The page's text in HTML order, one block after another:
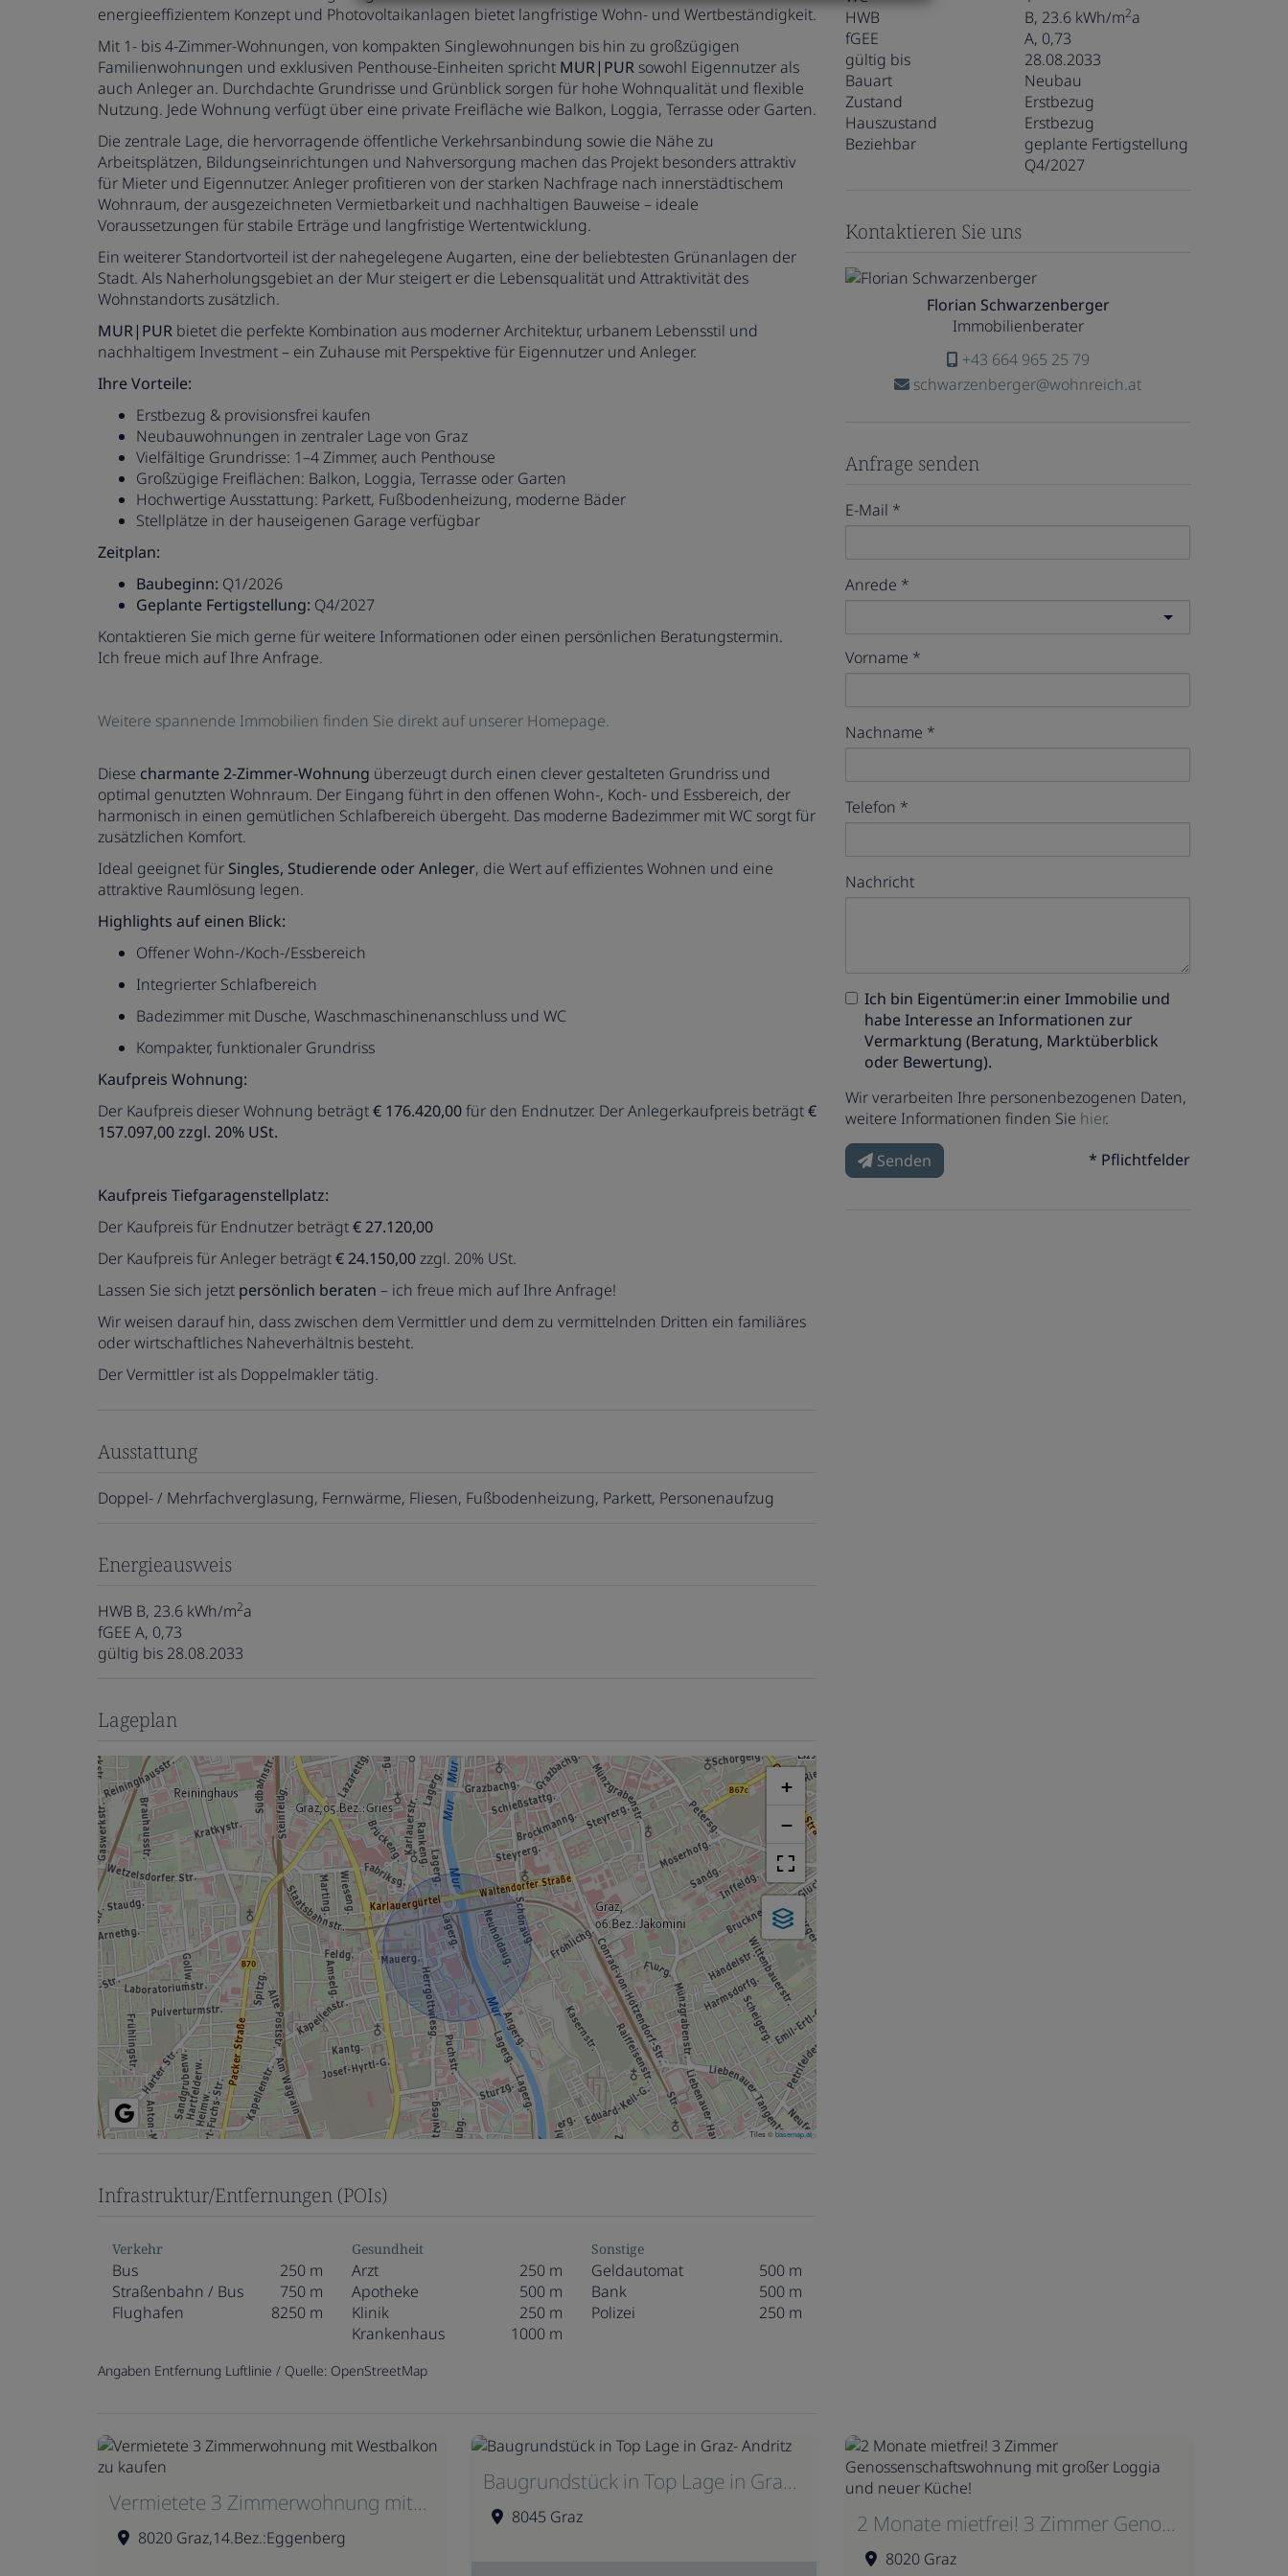
energieeffizientem Konzept und Photovoltaikanlagen bietet langfristige Wohn- und Wertbeständigkeit.
Mit 1- bis 4-Zimmer-Wohnungen, von kompakten Singlewohnungen bis hin zu großzügigen
Familienwohnungen und exklusiven Penthouse-Einheiten spricht MUR|PUR sowohl Eigennutzer als
auch Anleger an. Durchdachte Grundrisse und Grünblick sorgen für hohe Wohnqualität und flexible
Nutzung. Jede Wohnung verfügt über eine private Freifläche wie Balkon, Loggia, Terrasse oder Garten.
Die zentrale Lage, die hervorragende öffentliche Verkehrsanbindung sowie die Nähe zu
Arbeitsplätzen, Bildungseinrichtungen und Nahversorgung machen das Projekt besonders attraktiv
für Mieter und Eigennutzer. Anleger profitieren von der starken Nachfrage nach innerstädtischem
Wohnraum, der ausgezeichneten Vermietbarkeit und nachhaltigen Bauweise – ideale
Voraussetzungen für stabile Erträge und langfristige Wertentwicklung.
Ein weiterer Standortvorteil ist der nahegelegene Augarten, eine der beliebtesten Grünanlagen der
Stadt. Als Naherholungsgebiet an der Mur steigert er die Lebensqualität und Attraktivität des
Wohnstandorts zusätzlich.
MUR|PUR bietet die perfekte Kombination aus moderner Architektur, urbanem Lebensstil und
nachhaltigem Investment – ein Zuhause mit Perspektive für Eigennutzer und Anleger.
Ihre Vorteile:
Erstbezug & provisionsfrei kaufen
Neubauwohnungen in zentraler Lage von Graz
Vielfältige Grundrisse: 1–4 Zimmer, auch Penthouse
Großzügige Freiflächen: Balkon, Loggia, Terrasse oder Garten
Hochwertige Ausstattung: Parkett, Fußbodenheizung, moderne Bäder
Stellplätze in der hauseigenen Garage verfügbar
Zeitplan:
Baubeginn: Q1/2026
Geplante Fertigstellung: Q4/2027
Kontaktieren Sie mich gerne für weitere Informationen oder einen persönlichen Beratungstermin.
Ich freue mich auf Ihre Anfrage.
Weitere spannende Immobilien finden Sie direkt auf unserer Homepage.
Diese charmante 2-Zimmer-Wohnung überzeugt durch einen clever gestalteten Grundriss und
optimal genutzten Wohnraum. Der Eingang führt in den offenen Wohn-, Koch- und Essbereich, der
harmonisch in einen gemütlichen Schlafbereich übergeht. Das moderne Badezimmer mit WC sorgt für
zusätzlichen Komfort.
Ideal geeignet für Singles, Studierende oder Anleger, die Wert auf effizientes Wohnen und eine
attraktive Raumlösung legen.
Highlights auf einen Blick:
Offener Wohn-/Koch-/Essbereich
Integrierter Schlafbereich
Badezimmer mit Dusche, Waschmaschinenanschluss und WC
Kompakter, funktionaler Grundriss
Kaufpreis Wohnung:
Der Kaufpreis dieser Wohnung beträgt€ 176.420,00für den Endnutzer. Der Anlegerkaufpreis beträgt€
157.097,00 zzgl. 20% USt.
Kaufpreis Tiefgaragenstellplatz:
Der Kaufpreis für Endnutzer beträgt€ 27.120,00
Der Kaufpreis für Anleger beträgt€ 24.150,00zzgl. 20% USt.
Lassen Sie sich jetzt persönlich beraten – ich freue mich auf Ihre Anfrage!
Wir weisen darauf hin, dass zwischen dem Vermittler und dem zu vermittelnden Dritten ein familiäres
oder wirtschaftliches Naheverhältnis besteht.
Der Vermittler ist als Doppelmakler tätig.
Ausstattung
Doppel- / Mehrfachverglasung Fernwärme Fliesen Fußbodenheizung Parkett Personenaufzug
Energieausweis
HWB B, 23.6 kWh/m2a
fGEE A, 0,73
gültig bis 28.08.2033
Lageplan
+
−
Tiles ©basemap.at
Infrastruktur/Entfernungen (POIs)
Verkehr
Bus
250 m
Straßenbahn / Bus
750 m
Flughafen
8250 m
Gesundheit
Arzt
250 m
Apotheke
500 m
Klinik
250 m
Krankenhaus
1000 m
Sonstige
Geldautomat
500 m
Bank
500 m
Polizei
250 m
Angaben Entfernung Luftlinie / Quelle: OpenStreetMap
HWB
B, 23.6 kWh/m2a
fGEE
A, 0,73
gültig bis
28.08.2033
Bauart
Neubau
Zustand
Erstbezug
Hauszustand
Erstbezug
Beziehbar
geplante Fertigstellung
Q4/2027
Kontaktieren Sie uns
Florian Schwarzenberger
Immobilienberater
+43 664 965 25 79
schwarzenberger@wohnreich.at
Anfrage senden
E-Mail
Anrede
Vorname
Nachname
Telefon
Nachricht
Ich bin Eigentümer:in einer Immobilie und
habe Interesse an Informationen zur
Vermarktung (Beratung, Marktüberblick
oder Bewertung).
Wir verarbeiten Ihre personenbezogenen Daten,
weitere Informationen finden Sie hier.
Senden
* Pflichtfelder
Vermietete 3 Zimmerwohnung mit Westbalkon zu kaufen
8020 Graz,14.Bez.:Eggenberg
Baugrundstück in Top Lage in Graz- Andritz
8045 Graz 2 Monate mietfrei! 3 Zimmer Genossenschaftswohnung mit großer Loggia und neuer Küche!
8020 Graz